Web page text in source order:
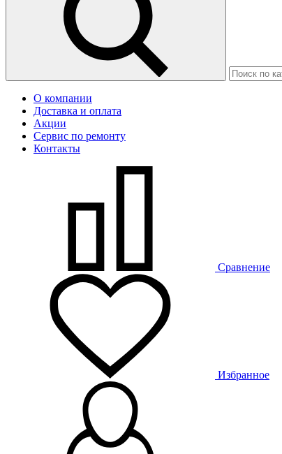
О компании
Доставка и оплата
Акции
Сервис по ремонту
Контакты
Сравнение
Избранное